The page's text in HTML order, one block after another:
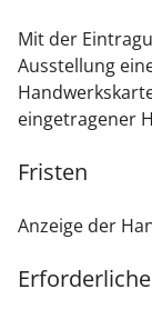
Mit der
Ausstellung
eingetragener
Fristen
Anzeige der